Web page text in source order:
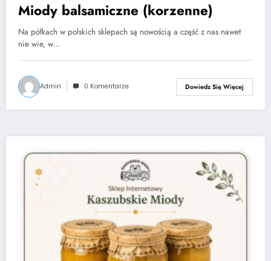
Miody balsamiczne (korzenne)
Na półkach w polskich sklepach są nowością a część z nas nawet
nie wie, w…
Admin 0 Komentarze Dowiedz Się Więcej